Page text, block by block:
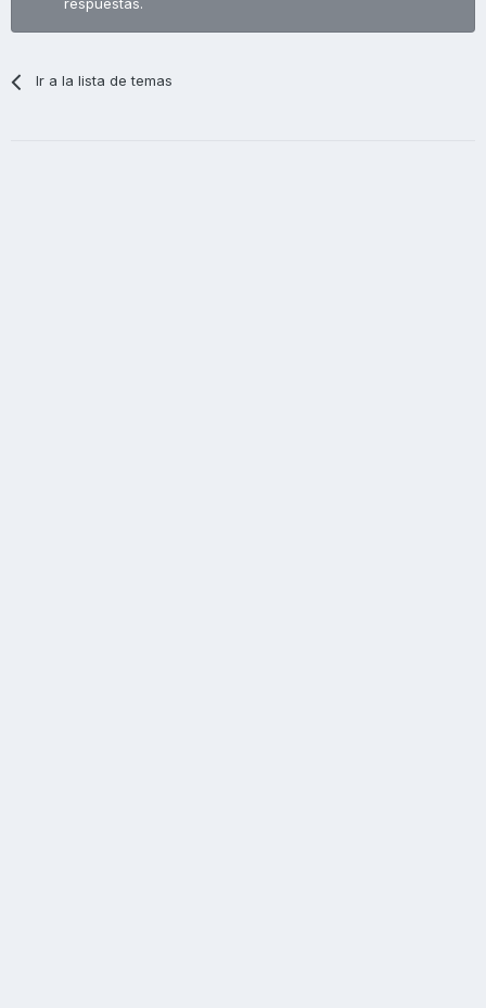
respuestas.
Ir a la lista de temas